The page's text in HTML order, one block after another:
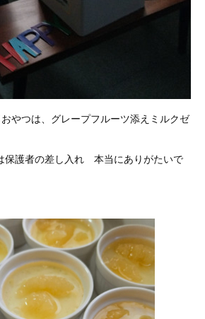
やつは、グレープフルーツ添えミルクゼ
保護者の差し入れ 本当にありがたいで